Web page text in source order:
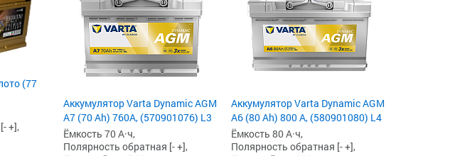
(77
+],
Аккумулятор Varta Dynamic AGM
A7 (70 Ah) 760A, (570901076) L3
Ёмкость 70 А·ч,
Полярность обратная [- +],
Аккумулятор Varta Dynamic AGM
A6 (80 Ah) 800 А, (580901080) L4
Ёмкость 80 А·ч,
Полярность обратная [- +],